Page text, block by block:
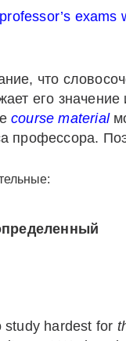
exams
что
его
course material
профессора.
study hardest for